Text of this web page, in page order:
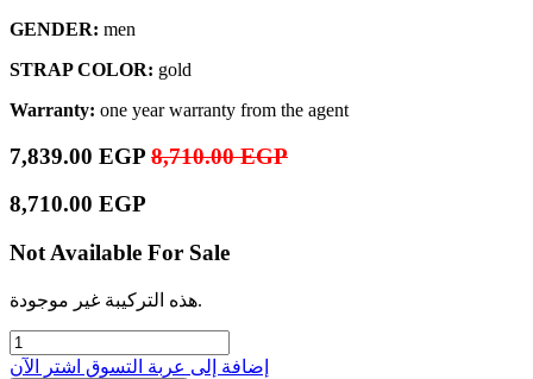
GENDER: men
STRAP COLOR: gold
Warranty: one year warranty from the agent
7,839.00 EGP 8,710.00EGP
8,710.00 EGP
Not Available For Sale
هذه التركيبة غير موجودة.
إضافة إلى عربة التسوق اشترِ الآن